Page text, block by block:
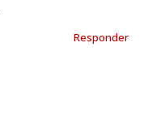
Responder